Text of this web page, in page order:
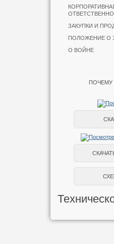
ЗАКУПКИ И
ПОЛОЖЕНИЕ О
О ВОЙНЕ
ПОЧЕМУ